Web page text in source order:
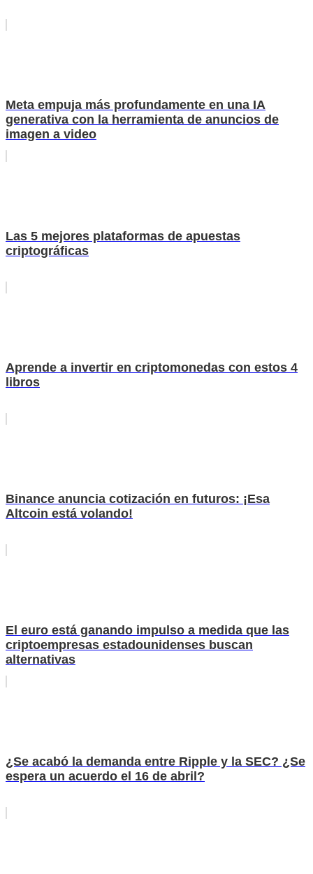
Meta empuja más profundamente en una IA
generativa con la herramienta de anuncios de
imagen a video
Las 5 mejores plataformas de apuestas
criptográficas
Aprende a invertir en criptomonedas con estos 4
libros
Binance anuncia cotización en futuros: ¡Esa
Altcoin está volando!
El euro está ganando impulso a medida que las
criptoempresas estadounidenses buscan
alternativas
¿Se acabó la demanda entre Ripple y la SEC? ¿Se
espera un acuerdo el 16 de abril?